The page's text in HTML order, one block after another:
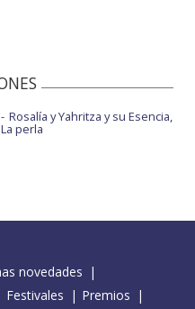
Rosalía y Yahritza y su Esencia,
La perla
novedades
Festivales
Premios